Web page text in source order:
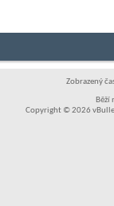
Zobrazený
Běží
Copyright © 2026